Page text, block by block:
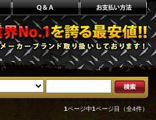
1ページ中1ページ目（全4件）